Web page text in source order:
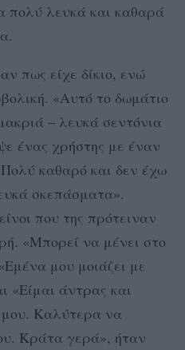
πολύ λευκά και καθαρά
πως είχε δίκιο, ενώ
«Αυτό το δωμάτιο
– λευκά σεντόνια
ένας χρήστης με έναν
καθαρό και δεν έχω
σκεπάσματα».
που της πρότειναν
«Μπορεί να μένει στο
μου μοιάζει με
«Είμαι άντρας και
Καλύτερα να
Κράτα γερά», ήταν